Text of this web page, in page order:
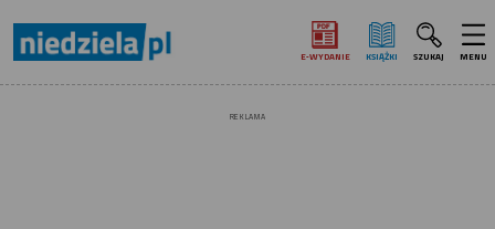
E‑WYDANIE KSIĄŻKI SZUKAJ MENU
REKLAMA